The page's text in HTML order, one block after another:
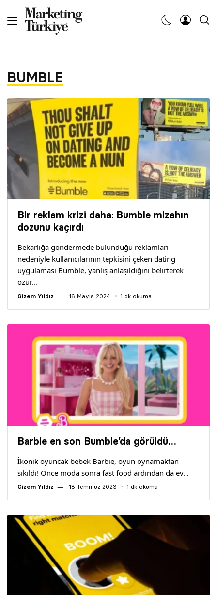
BUMBLE
Bir reklam krizi daha: Bumble mizahın
dozunu kaçırdı
Bekarlığa göndermede bulunduğu reklamları
nedeniyle kullanıcılarının tepkisini çeken dating
uygulaması Bumble, yanlış anlaşıldığını belirterek
özür…
Gizem Yıldız 16 Mayıs 2024 1 dk okuma
Barbie en son Bumble’da görüldü…
İkonik oyuncak bebek Barbie, oyun oynamaktan
sıkıldı! Önce moda sonra fast food ardından da ev…
Gizem Yıldız 18 Temmuz 2023 1 dk okuma
Dergiler
Etkinlikler
Söyleşiler
Kariyer
Yazarlar
Araştırma